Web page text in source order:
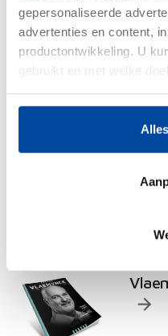
gepersonaliseerde
advertenties en content,
productontwikkeling. U
gebruikt en met welke
Als u het toestaat, willen
Informatie
locatie, die tot een
scannen op
verwerkt en stel uw
intrekken in de
We gebruiken cookies
personaliseren, om